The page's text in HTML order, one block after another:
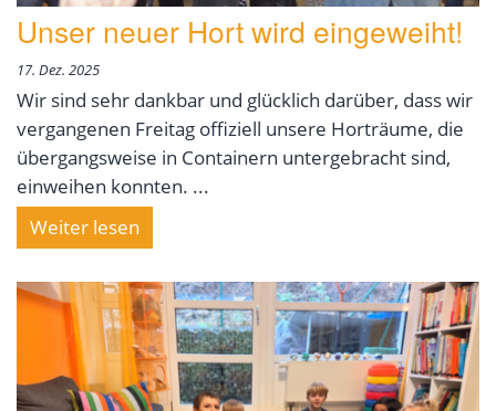
Unser neuer Hort wird eingeweiht!
17. Dez. 2025
Wir sind sehr dankbar und glücklich darüber, dass wir
vergangenen Freitag offiziell unsere Horträume, die
übergangsweise in Containern untergebracht sind,
einweihen konnten. ...
Weiter lesen